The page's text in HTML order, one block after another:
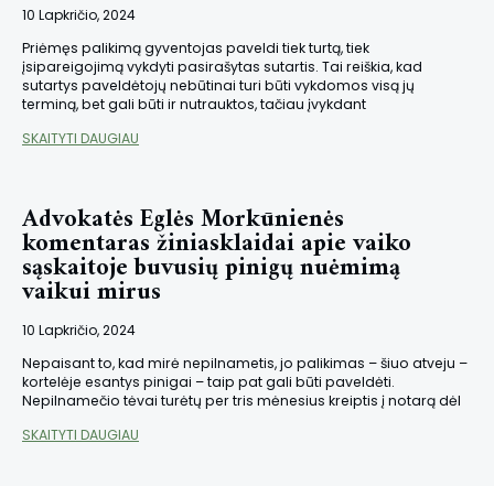
10 Lapkričio, 2024
Priėmęs palikimą gyventojas paveldi tiek turtą, tiek
įsipareigojimą vykdyti pasirašytas sutartis. Tai reiškia, kad
sutartys paveldėtojų nebūtinai turi būti vykdomos visą jų
terminą, bet gali būti ir nutrauktos, tačiau įvykdant
SKAITYTI DAUGIAU
Advokatės Eglės Morkūnienės
komentaras žiniasklaidai apie vaiko
sąskaitoje buvusių pinigų nuėmimą
vaikui mirus
10 Lapkričio, 2024
Nepaisant to, kad mirė nepilnametis, jo palikimas – šiuo atveju –
kortelėje esantys pinigai – taip pat gali būti paveldėti.
Nepilnamečio tėvai turėtų per tris mėnesius kreiptis į notarą dėl
SKAITYTI DAUGIAU